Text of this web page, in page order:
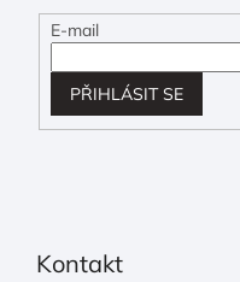
E-mail
PŘIHLÁSIT SE
Kontakt